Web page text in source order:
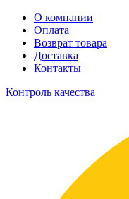
О компании
Оплата
Возврат товара
Доставка
Контакты
Контроль качества